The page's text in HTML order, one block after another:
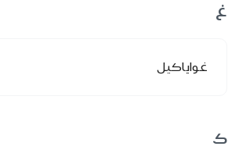
غ
غواياكيل
ك